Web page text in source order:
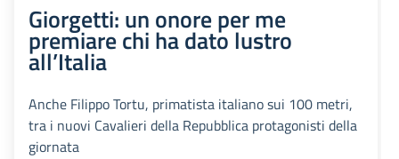
Giorgetti: un onore per me
premiare chi ha dato lustro
all’Italia
Anche Filippo Tortu, primatista italiano sui 100 metri,
tra i nuovi Cavalieri della Repubblica protagonisti della
giornata